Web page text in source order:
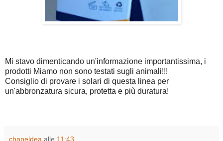
Mi stavo dimenticando un'informazione importantissima, i
prodotti Miamo non sono testati sugli animali!!!
Consiglio di provare i solari di questa linea per
un'abbronzatura sicura, protetta e più duratura!
chaneldea alle 11:43